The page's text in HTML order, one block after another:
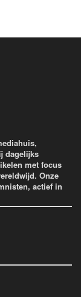
dagelijks
met focus
Onze
actief in